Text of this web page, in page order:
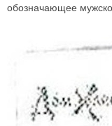
обозначающее